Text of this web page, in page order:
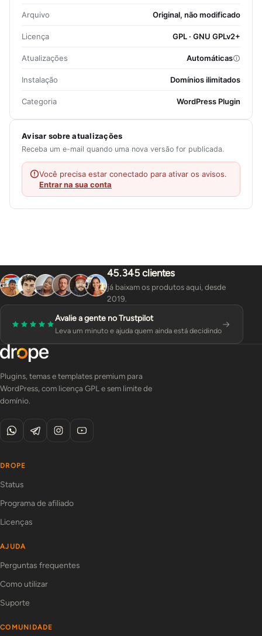
Arquivo Original, não modificado
Licença GPL · GNU GPLv2+
Atualizações Automáticas
Instalação Domínios ilimitados
Categoria WordPress Plugin
Avisar sobre atualizações
Receba um e-mail quando uma nova versão for publicada.
Você precisa estar conectado para ativar os avisos.
Entrar na sua conta
45.345 clientes
já baixam os produtos aqui, desde
2019.
Avalie a gente no Trustpilot
Leva um minuto e ajuda quem ainda está decidindo
Plugins, temas e templates premium para
WordPress, com licença GPL e sem limite de
domínio.
DROPE
Status
Programa de afiliado
Licenças
AJUDA
Perguntas frequentes
Como utilizar
Suporte
COMUNIDADE